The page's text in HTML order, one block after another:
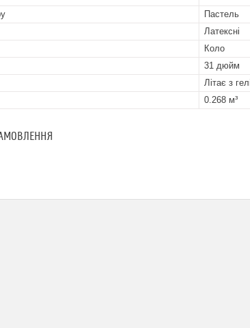
Пастель
Латексні
Коло
31 дюйм
Літає з
0.268 м³